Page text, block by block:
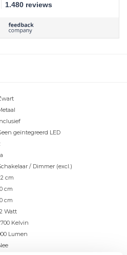
1.480 reviews
geïntegreerd LED
/ Dimmer (excl.)
cm
cm
cm
Watt
Kelvin
Lumen